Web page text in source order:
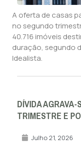
A oferta de casas
no segundo
40.716 imóveis
duração, segundo
Idealista.
DÍVIDA AGRAVA-
TRIMESTRE E
Julho 21, 2026